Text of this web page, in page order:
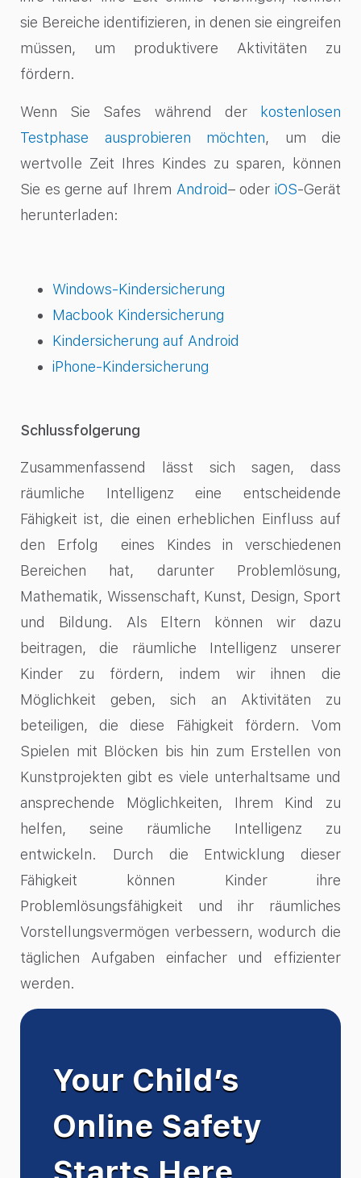
sie Bereiche identifizieren, in denen sie eingreifen
müssen, um produktivere Aktivitäten zu
fördern.
Wenn Sie Safes während der kostenlosen
Testphase ausprobieren möchten, um die
wertvolle Zeit Ihres Kindes zu sparen, können
Sie es gerne auf Ihrem Android– oderiOS-Gerät
herunterladen:
Windows-Kindersicherung
Macbook Kindersicherung
Kindersicherung auf Android
iPhone-Kindersicherung
Schlussfolgerung
Zusammenfassend lässt sich sagen, dass
räumliche Intelligenz eine entscheidende
Fähigkeit ist, die einen erheblichen Einfluss auf
den Erfolg eines Kindes in verschiedenen
Bereichen hat, darunter Problemlösung,
Mathematik, Wissenschaft, Kunst, Design, Sport
und Bildung. Als Eltern können wir dazu
beitragen, die räumliche Intelligenz unserer
Kinder zu fördern, indem wir ihnen die
Möglichkeit geben, sich an Aktivitäten zu
beteiligen, die diese Fähigkeit fördern. Vom
Spielen mit Blöcken bis hin zum Erstellen von
Kunstprojekten gibt es viele unterhaltsame und
ansprechende Möglichkeiten, Ihrem Kind zu
helfen, seine räumliche Intelligenz zu
entwickeln. Durch die Entwicklung dieser
Fähigkeit können Kinder ihre
Problemlösungsfähigkeit und ihr räumliches
Vorstellungsvermögen verbessern, wodurch die
täglichen Aufgaben einfacher und effizienter
werden.
Your Child’s
Online Safety